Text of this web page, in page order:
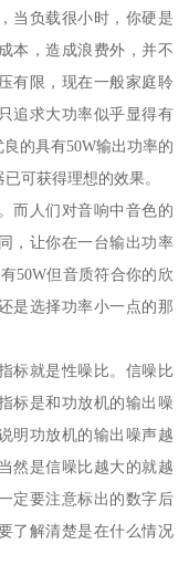
当负载很小时，你硬是
本，造成浪费外，并不
有限，现在一般家庭聆
追求大功率似乎显得有
的具有50W输出功率的
可获得理想的效果。
而人们对音响中音色的
，让你在一台输出功率
50W但音质符合你的欣
是选择功率小一点的那
标就是性噪比。信噪比
标是和功放机的输出噪
明功放机的输出噪声越
然是信噪比越大的就越
定要注意标出的数字后
了解清楚是在什么情况